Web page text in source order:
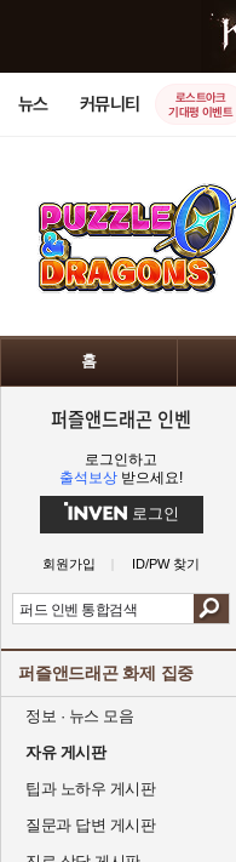
뉴스 커뮤니티
로스트아크
기대평 이벤트
홈
퍼즐앤드래곤 인벤
로그인하고
출석보상 받으세요!
로그인
회원가입 ID/PW 찾기
퍼즐앤드래곤 화제 집중
정보 · 뉴스 모음
자유 게시판
팁과 노하우 게시판
질문과 답변 게시판